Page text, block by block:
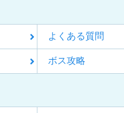
よくある質問
ボス攻略